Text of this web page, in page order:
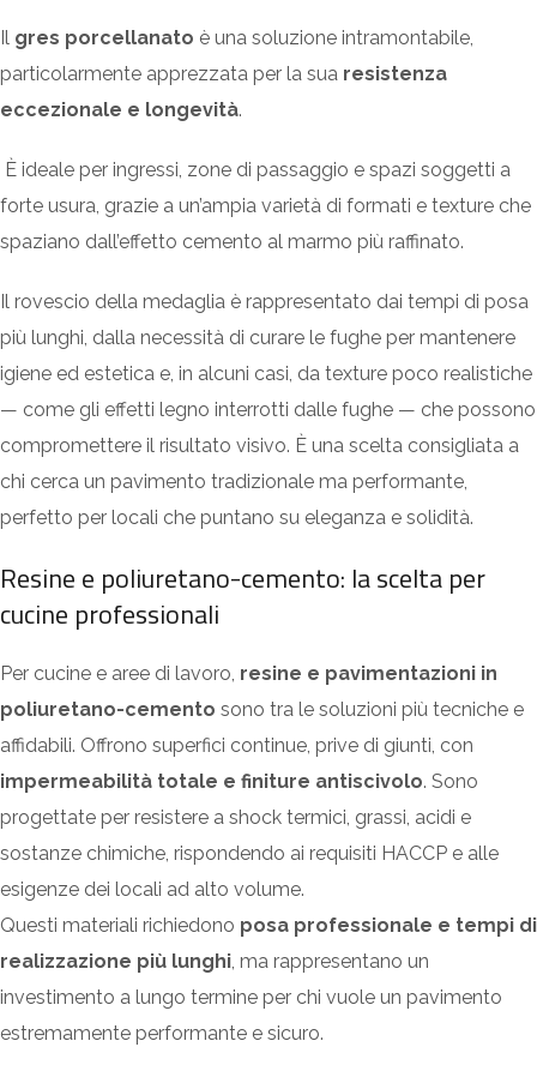
Il gres porcellanato è una soluzione intramontabile,
particolarmente apprezzata per la sua resistenza
eccezionale e longevità.
È ideale per ingressi, zone di passaggio e spazi soggetti a
forte usura, grazie a un’ampia varietà di formati e texture che
spaziano dall’effetto cemento al marmo più raffinato.
Il rovescio della medaglia è rappresentato dai tempi di posa
più lunghi, dalla necessità di curare le fughe per mantenere
igiene ed estetica e, in alcuni casi, da texture poco realistiche
— come gli effetti legno interrotti dalle fughe — che possono
compromettere il risultato visivo. È una scelta consigliata a
chi cerca un pavimento tradizionale ma performante,
perfetto per locali che puntano su eleganza e solidità.
Resine e poliuretano-cemento: la scelta per
cucine professionali
Per cucine e aree di lavoro, resine e pavimentazioni in
poliuretano-cemento sono tra le soluzioni più tecniche e
affidabili. Offrono superfici continue, prive di giunti, con
impermeabilità totale e finiture antiscivolo. Sono
progettate per resistere a shock termici, grassi, acidi e
sostanze chimiche, rispondendo ai requisiti HACCP e alle
esigenze dei locali ad alto volume.
Questi materiali richiedono posa professionale e tempi di
realizzazione più lunghi, ma rappresentano un
investimento a lungo termine per chi vuole un pavimento
estremamente performante e sicuro.